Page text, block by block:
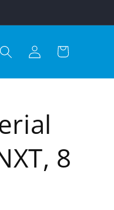
Iniciar
sesión
Carrito
8